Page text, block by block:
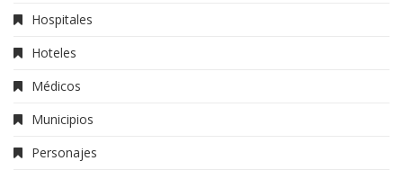
Hospitales
Hoteles
Médicos
Municipios
Personajes